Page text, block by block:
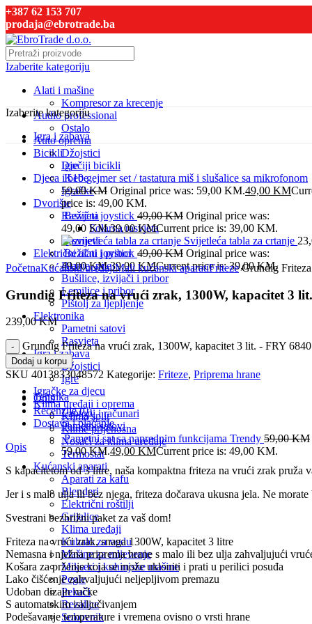
+387 62 153 707
prodaja@ebrotrade.ba
Izaberite kategoriju
Alati i mašine
Kompresor za krecenje
Audio professional
Ostalo
Auto oprema
Bicikli
Dječiji bicikli
Djeca i bebe
Igračke
Dvorište
Rasvjeta
Solarna rasvjeta
Raznjevi
Električni alati i pribor
Blanje, pile
Bušilice, izvijači i pribor
Lemilice i pribor
Pištolj za ljepljenje
Elektronika
Pametni satovi
Rasvjeta
Igra i zabava
Džojstici
Igre
Igračke za djecu
Klima uređaji i oprema
Klima split
Klime prijenosna
Nosači za klima uređaje
Termostat
Kućanski aparati
Aparati za kafu
Blenderi
Električni roštilji
Grijalice
Klima uređaji
Kuhalo za vodu
Mašine za mljevenje
Mikseri i kuhinjske mašine
Pegle
Pekači
Rezalice
Sokovnik
Izaberite kategoriju
Igra i zabava
Džojstici
Igre
K10 gejmer set / tastatura miš i slušalice sa mikrofonom
59,00KM Original price was: 59,00 KM.49,00 KM
price is: 49,00 KM.
Bežični joystick 49,00KM Original price was:
49,00 KM.39,00KMCurrent price is: 39,00 KM.
Svijetleća tabla za crtanje
Bežični joystick 49,00KM Original price was:
49,00 KM.39,00 KMCurrent price is: 39,00 KM.
Tehnika
Laptopi i računari
Pametni satovi
Pametni sat sa naprednim funkcijama Trendy 59,00KM
59,00 KM.49,00 KMCurrent price is: 49,00 KM.
Click to enlarge
PočetnaKućanski uređajiMali kućanski aparatiFritezeGrundig
Grundig Friteza na vrući zrak, 1300W, kapacitet 3
239,00KM
Grundig Friteza na vrući zrak, 1300W, kapacitet 3 lit. - FRY
Dodaj u korpu
SKU 4013833048572 Kategorije: Friteze, Priprema hrane
Opis
Recenzije (0)
Dostava i plaćanje
Opis
S kapacitetom od 3 litre, naša kompaktna friteza na vrući zrak
Jer i s malo ulja ili bez njega, friteza dočarava ukusna jela. Ne
Svestrani bezbrižni paket za vaš dom!
Friteza na vrući zrak, snaga 1300W, kapacitet 3 litre
Nemasna i nježna priprema hrane s malo ili bez ulja zahvaljujući
Košara za prženje koja se može ukloniti i prati u perilici posuđa
Lako čišćenje zahvaljujući neljepljivom premazu
Udoban dizajn ručke
S automatskim isključivanjem
Podešavanje temperature i vremena ovisno o vrsti hrane